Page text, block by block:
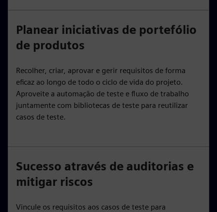
Planear iniciativas de portefólio
de produtos
Recolher, criar, aprovar e gerir requisitos de forma
eficaz ao longo de todo o ciclo de vida do projeto.
Aproveite a automação de teste e fluxo de trabalho
juntamente com bibliotecas de teste para reutilizar
casos de teste.
Sucesso através de auditorias e
mitigar riscos
Vincule os requisitos aos casos de teste para